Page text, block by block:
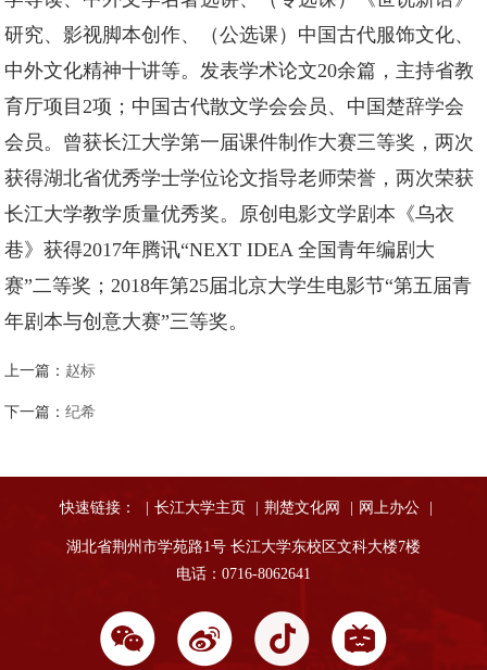
研究、影视脚本创作、（公选课）中国古代服饰文化、
中外文化精神十讲等。发表学术论文20余篇，主持省教
育厅项目2项；中国古代散文学会会员、中国楚辞学会
会员。曾获长江大学第一届课件制作大赛三等奖，两次
获得湖北省优秀学士学位论文指导老师荣誉，两次荣获
长江大学教学质量优秀奖。原创电影文学剧本《乌衣
巷》获得2017年腾讯“NEXT IDEA 全国青年编剧大
赛”二等奖；2018年第25届北京大学生电影节“第五届青
年剧本与创意大赛”三等奖。
上一篇： 赵标
下一篇：纪希
快速链接： 长江大学主页 荆楚文化网 网上办公
湖北省荆州市学苑路1号 长江大学东校区文科大楼7楼
电话：0716-8062641